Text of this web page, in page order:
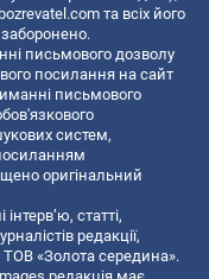
та всіх його
письмового дозволу
посилання на сайт
письмового
систем,
оригінальний
статті,
редакції,
«Золота середина».